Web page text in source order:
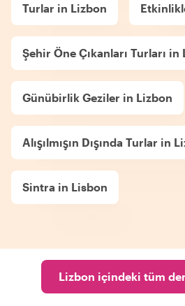
Turlar in Lizbon
Şehir Öne Çıkanları Turları in
Günübirlik Geziler in Lizbon
Alışılmışın Dışında Turlar in
Sintra in Lisbon
Lizbon içindeki tüm